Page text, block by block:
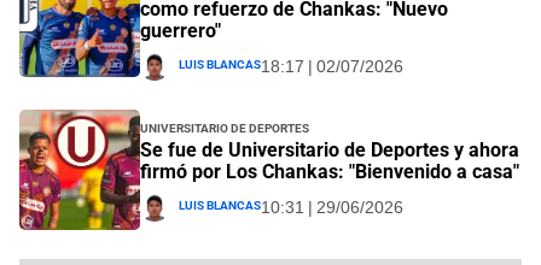
como refuerzo de Chankas: "Nuevo
guerrero"
Luis Blancas18:17 | 02/07/2026
Universitario de Deportes
Se fue de Universitario de Deportes y ahora
firmó por Los Chankas: "Bienvenido a casa"
Luis Blancas10:31 | 29/06/2026